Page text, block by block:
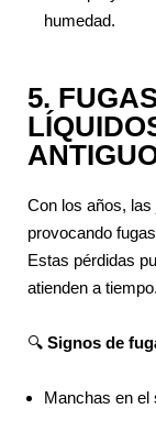
humedad.
5.
Con los años,
provocando
Estas pérdidas
atienden a tiempo.
🔍 Signos de
Manchas en el